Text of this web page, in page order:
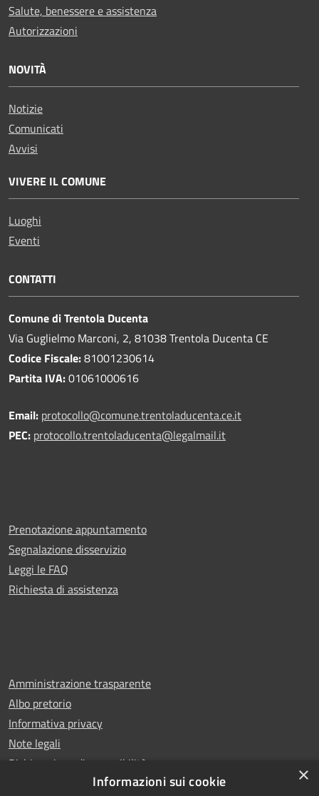
Salute, benessere e assistenza
Autorizzazioni
NOVITÀ
Notizie
Comunicati
Avvisi
VIVERE IL COMUNE
Luoghi
Eventi
CONTATTI
Comune di Trentola Ducenta
Via Guglielmo Marconi, 2, 81038 Trentola Ducenta CE
Codice Fiscale:81001230614
Partita IVA:01061000616
Email: protocollo@comune.trentoladucenta.ce.it
PEC: protocollo.trentoladucenta@legalmail.it
Prenotazione appuntamento
Segnalazione disservizio
Leggi le FAQ
Richiesta di assistenza
Amministrazione trasparente
Albo pretorio
Informativa privacy
Note legali
Dichiarazione di accessibilità
×
Informazioni sui cookie